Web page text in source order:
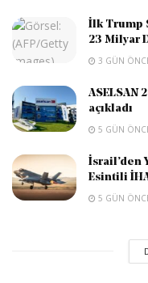
İlk Trump
23 Milyar
3 GÜN
ASELSAN
açıkladı
5 GÜN
İsrail’den
Esintili
5 GÜN